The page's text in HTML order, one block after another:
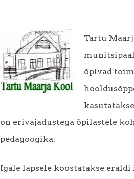
Tartu
õpivad
on erivajadustega õpilastele
pedagoogika.
Igale lapsele koostatakse